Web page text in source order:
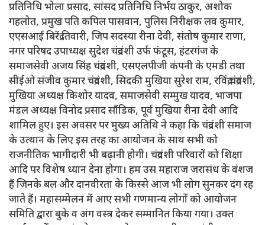
प्रतिनिधि भोला प्रसाद, सांसद प्रतिनिधि निर्भय ठाकुर, अशोक
गहलोत, प्रमुख पति कपिल पासवान, पुलिस निरीक्षक लव कुमार,
एएसआई बिरेंद्र तिवारी, जिप सदस्या रीना देवी, संतोष कुमार राणा,
नगर परिषद उपाध्यक्ष सुदेश चंद्रवंशी उर्फ फंटूस, हंटरगंज के
समाजसेवी अजय सिंह चंद्रवंशी, एसएलपीजी कंपनी के एमडी तथा
सीईओ संजीव कुमार चंद्रवंशी, सिदकी मुखिया सुरेश राम, रविंद्र चंद्रवंशी,
मुखिया अध्यक्ष किशोर यादव, समाजसेवी सम्मुख यादव, भाजपा
मंडल अध्यक्ष विनोद प्रसाद सौंडिक, पूर्व मुखिया रीना देवी आदि
शामिल हुए। इस अवसर पर मुख्य अतिथि ने कहा कि चंद्रवंशी समाज
के उत्थान के लिए इस तरह का आयोजन के साथ सभी को
राजनीतिक भागीदारी भी बढ़ानी होगी। चंद्रवंशी परिवारों को शिक्षा
आदि पर विशेष ध्यान देना होगा। हम उस महाराज जरासंध के वंशज
हैं जिनके बल और दानवीरता के किस्से आज भी लोग सुनकर दंग रह
जाते हैं। महासम्मेलन में आए सभी गणमान्य लोगों को आयोजन
समिति द्वारा बुके व अंग वस्त्र देकर सम्मानित किया गया। उक्त